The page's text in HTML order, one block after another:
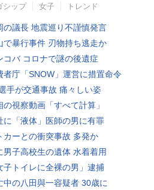
シップ 女子 トレンド
の議長 地震巡り不謹慎発言
で暴行事件 刃物持ち逃走か
コバ コロナで謎の後遺症
者庁「SNOW」運営に措置命令
手が交通事故 痛々しい姿
の視察動画「すべて計算」
に「液体」医師の男に有罪
カーとの衝突事故 多発か
男子高校生の遺体 水着着用
子トイレに全裸の男」逮捕
中の八田與一容疑者 30歳に